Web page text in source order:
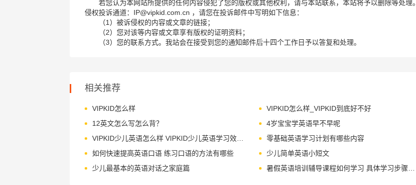
若您认为本网站所提供的任何内容侵犯了您的版权或其他权利，请与本站联系，本站将予以删除等处理。
侵权投诉通道：IP@vipkid.com.cn ，请您在投诉邮件中写明如下信息：
（1）被诉侵权的内容或文章的链接；
（2）您对该等内容或文章享有版权的证明资料；
（3）您的联系方式。我站会在接受到您的通知邮件后十四个工作日予以答复和处理。
相关推荐
VIPKID怎么样
VIPKID怎么样_VIPKID到底好不好
12英文怎么写怎么背？
4岁宝宝学英语早不早呢
VIPKID少儿英语怎么样 VIPKID少儿英语学习效果怎么样
零基础英语学习计划有哪些内容
如何快速提高英语口语 练习口语的方法有哪些
少儿简单英语小短文
少儿最基本的英语对话之家庭篇